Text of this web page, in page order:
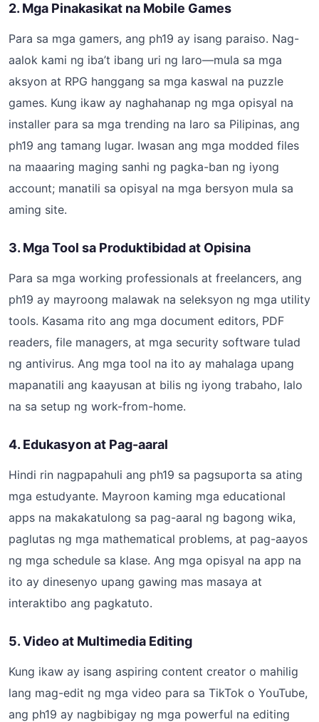
2. Mga Pinakasikat na Mobile Games
Para sa mga gamers, ang ph19 ay isang paraiso. Nag-
aalok kami ng iba’t ibang uri ng laro—mula sa mga
aksyon at RPG hanggang sa mga kaswal na puzzle
games. Kung ikaw ay naghahanap ng mga opisyal na
installer para sa mga trending na laro sa Pilipinas, ang
ph19 ang tamang lugar. Iwasan ang mga modded files
na maaaring maging sanhi ng pagka-ban ng iyong
account; manatili sa opisyal na mga bersyon mula sa
aming site.
3. Mga Tool sa Produktibidad at Opisina
Para sa mga working professionals at freelancers, ang
ph19 ay mayroong malawak na seleksyon ng mga utility
tools. Kasama rito ang mga document editors, PDF
readers, file managers, at mga security software tulad
ng antivirus. Ang mga tool na ito ay mahalaga upang
mapanatili ang kaayusan at bilis ng iyong trabaho, lalo
na sa setup ng work-from-home.
4. Edukasyon at Pag-aaral
Hindi rin nagpapahuli ang ph19 sa pagsuporta sa ating
mga estudyante. Mayroon kaming mga educational
apps na makakatulong sa pag-aaral ng bagong wika,
paglutas ng mga mathematical problems, at pag-aayos
ng mga schedule sa klase. Ang mga opisyal na app na
ito ay dinesenyo upang gawing mas masaya at
interaktibo ang pagkatuto.
5. Video at Multimedia Editing
Kung ikaw ay isang aspiring content creator o mahilig
lang mag-edit ng mga video para sa TikTok o YouTube,
ang ph19 ay nagbibigay ng mga powerful na editing